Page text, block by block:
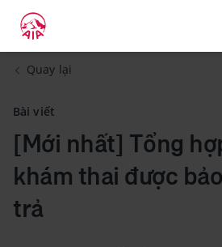
Quay lại
Bài viết
[Mới nhất] Tổng
khám thai được
trả